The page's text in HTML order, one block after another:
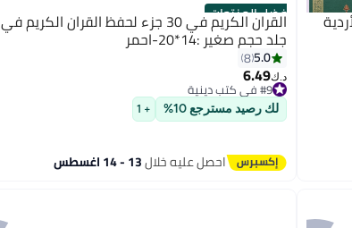
أفضل المنتجات القران الكريم في 30 جزء لحفظ القران الكريم في
جلد حجم صغير :14*20-احمر
5.0
8
د.ك‏6.49
#9 في كتب دينية
#9 في كتب دينية
لك رصيد مسترجع 10% + 1
احصل عليه خلال13 - 14 اغسطس